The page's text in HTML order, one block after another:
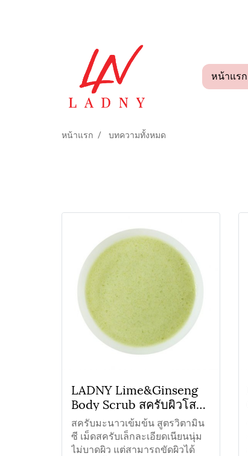
หน้าแรก
หน้าแรก บทความทั้งหมด
LADNY Lime&Ginseng
Body Scrub สครับผิวโสม
มะนาว
สครับมะนาวเข้มข้น สูตรวิตามิน
ซี เม็ดสครับเล็กละเอียดเนียนนุ่ม
ไม่บาดผิว แต่สามารถขัดผิวได้